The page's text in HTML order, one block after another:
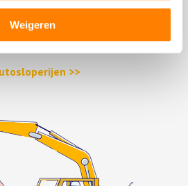
Weigeren
>>